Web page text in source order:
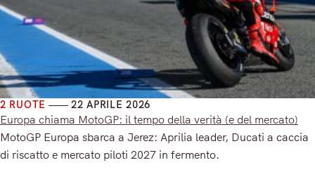
2 RUOTE 22 APRILE 2026
Europa chiama MotoGP: il tempo della verità (e del mercato)
MotoGP Europa sbarca a Jerez: Aprilia leader, Ducati a caccia
di riscatto e mercato piloti 2027 in fermento.